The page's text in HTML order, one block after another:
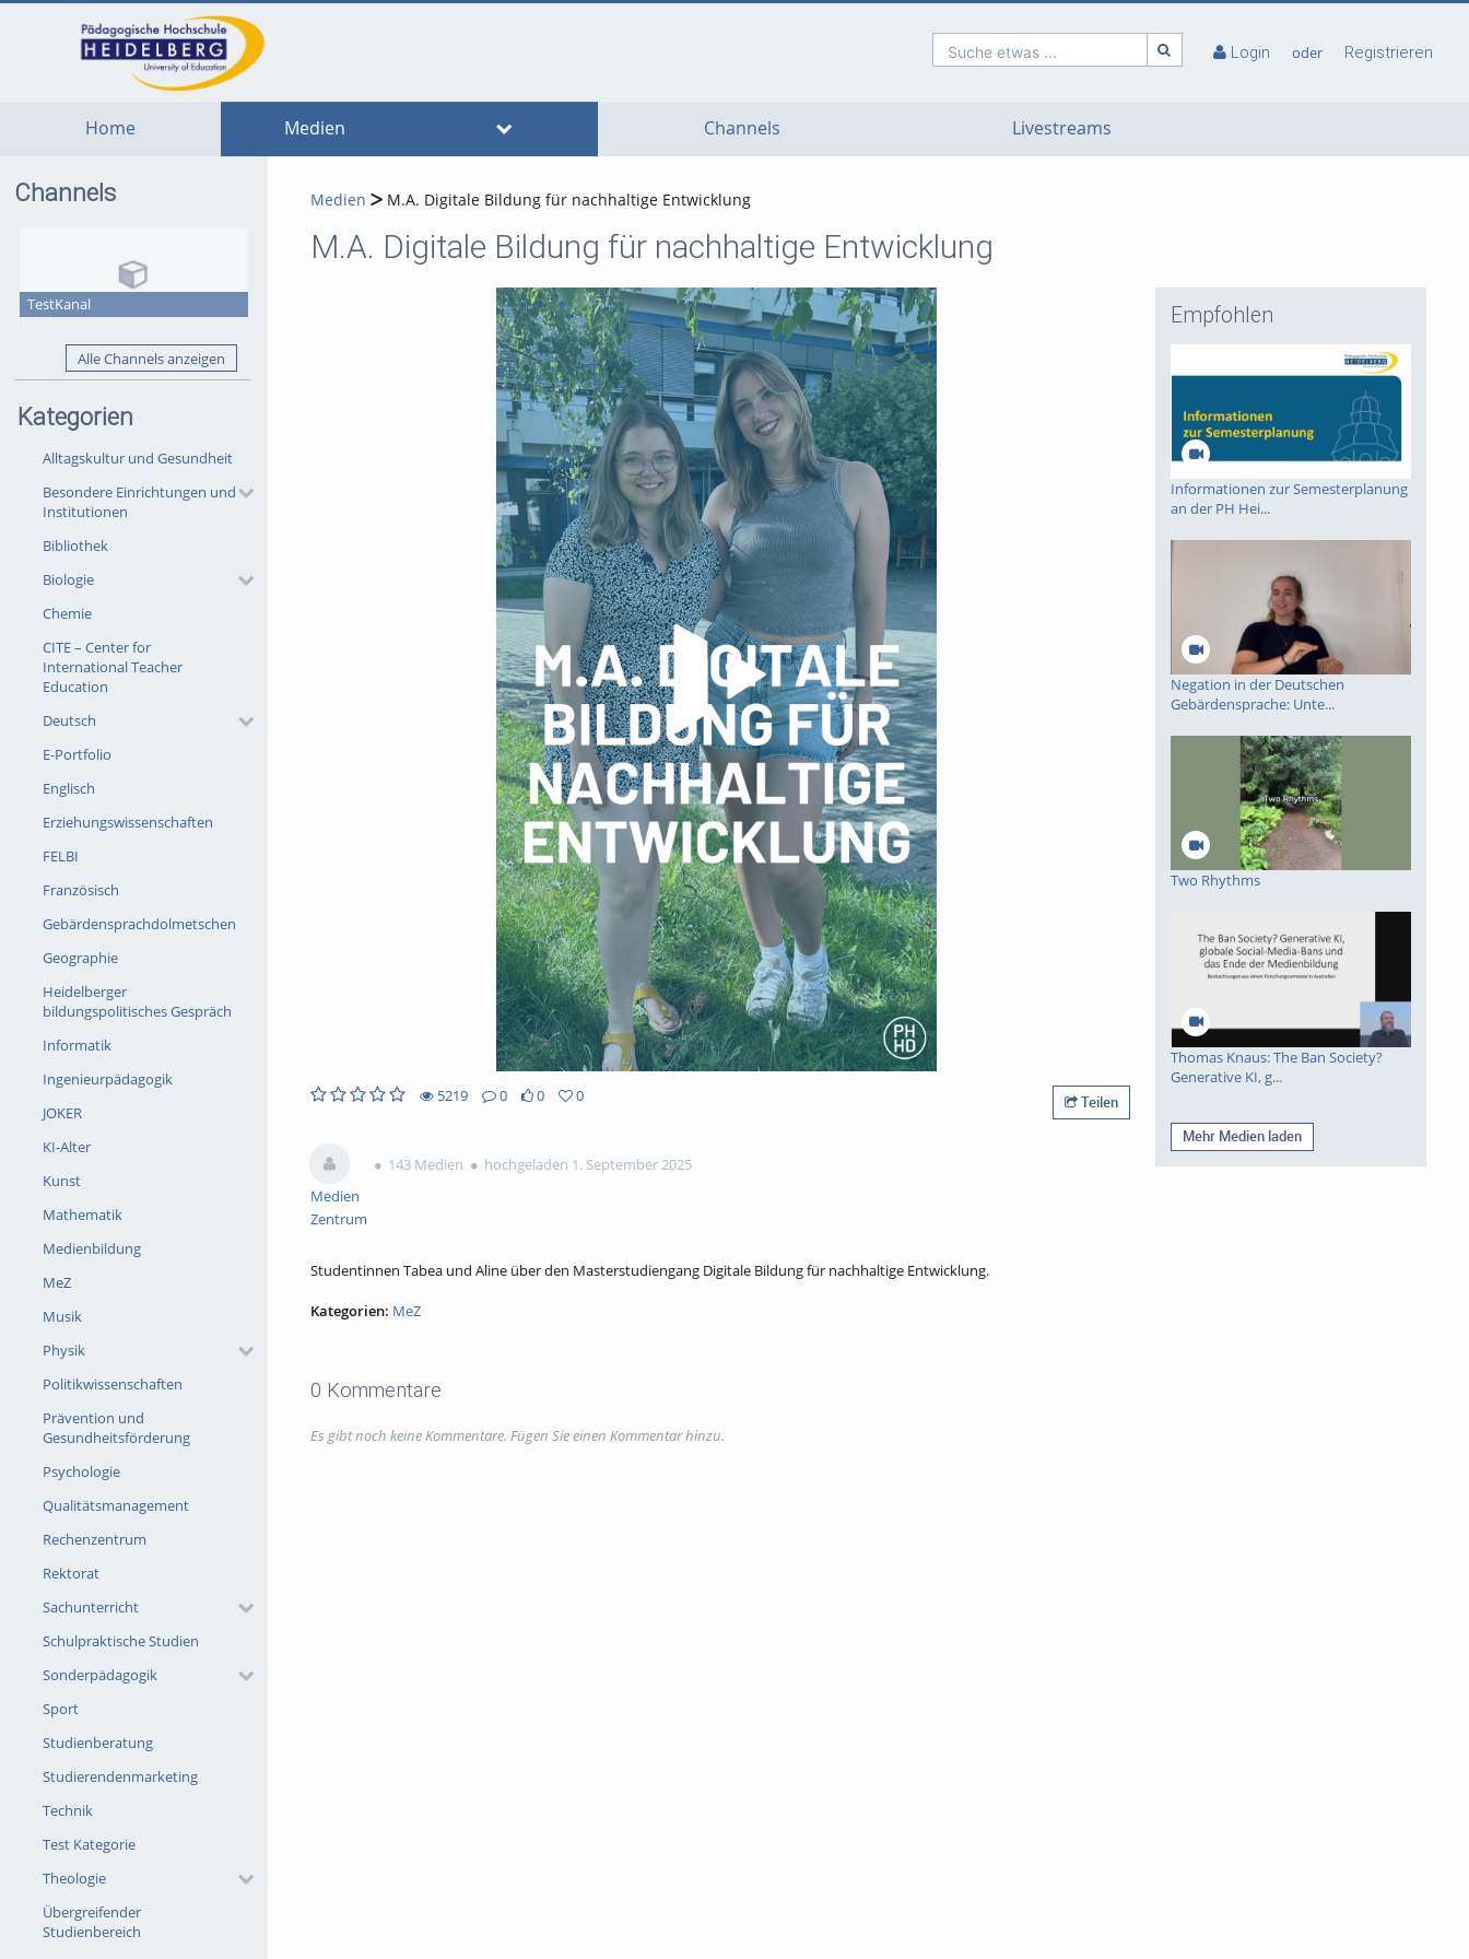
Suche etwas ... Login oder Registrieren
Home Medien Channels Livestreams
Channels
TestKanal
Alle Channels anzeigen
Kategorien
Alltagskultur und Gesundheit
Besondere Einrichtungen und
Institutionen
Bibliothek
Biologie
Chemie
CITE – Center for
International Teacher
Education
Deutsch
E-Portfolio
Englisch
Erziehungswissenschaften
FELBI
Französisch
Gebärdensprachdolmetschen
Geographie
Heidelberger
bildungspolitisches Gespräch
Informatik
Ingenieurpädagogik
JOKER
KI-Alter
Kunst
Mathematik
Medienbildung
MeZ
Musik
Physik
Politikwissenschaften
Prävention und
Gesundheitsförderung
Psychologie
Qualitätsmanagement
Rechenzentrum
Rektorat
Sachunterricht
Schulpraktische Studien
Sonderpädagogik
Sport
Studienberatung
Studierendenmarketing
Technik
Test Kategorie
Theologie
Übergreifender
Studienbereich
Medien M.A. Digitale Bildung für nachhaltige Entwicklung
M.A. Digitale Bildung für nachhaltige Entwicklung
Video abspielen
5219
0
0
0
Teilen
Medien
Zentrum
143 Medien hochgeladen 1. September 2025
Studentinnen Tabea und Aline über den Masterstudiengang Digitale Bildung für nachhaltige Entwicklung.
Kategorien: MeZ
0 Kommentare
Es gibt noch keine Kommentare. Fügen Sie einen Kommentar hinzu.
Empfohlen
Informationen zur Semesterplanung
an der PH Hei...
Negation in der Deutschen
Gebärdensprache: Unte...
Two Rhythms
Thomas Knaus: The Ban Society?
Generative KI, g...
Mehr Medien laden